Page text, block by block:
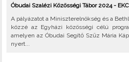
Óbudai Szalézi Közösségi Tábor 2024 -
A pályázatot a Miniszterelnökség és a
közzé az Egyházi közösségi célú
amelyen az Óbudai Segítő Szűz Mária
nyert...